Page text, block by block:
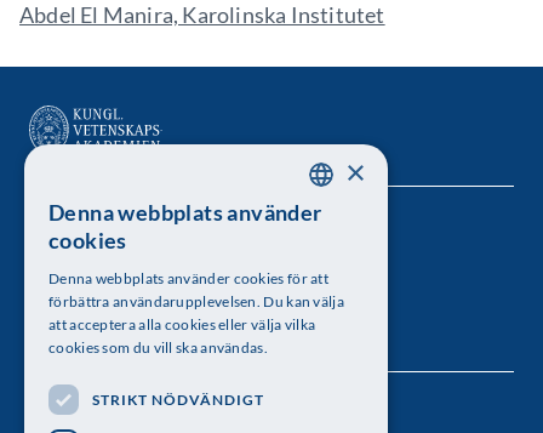
Abdel El Manira, Karolinska Institutet
Kungl. Vetenskapsakademien
Besöksadress: Lilla Frescativägen 4A
Telefon: 08-673 95 00
Följ oss
SWEDISH
×
Denna webbplats använder
cookies
Denna webbplats använder cookies för att
förbättra användarupplevelsen. Du kan välja
att acceptera alla cookies eller välja vilka
cookies som du vill ska användas.
STRIKT NÖDVÄNDIGT